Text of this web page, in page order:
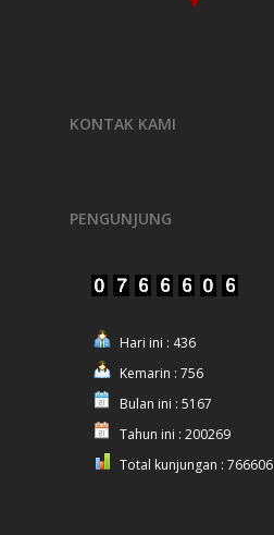
KONTAK KAMI
PENGUNJUNG
Hari ini : 436
Kemarin : 756
Bulan ini : 5167
Tahun ini : 200269
Total kunjungan : 766606